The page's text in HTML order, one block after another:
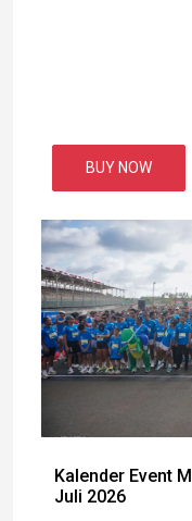
BUY NOW
Kalender Event
Juli 2026